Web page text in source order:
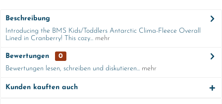
Beschreibung
Introducing the BMS Kids/Toddlers Antarctic Clima-Fleece Overall
Lined in Cranberry! This cozy... mehr
Bewertungen
0
Bewertungen lesen, schreiben und diskutieren... mehr
Kunden kauften auch